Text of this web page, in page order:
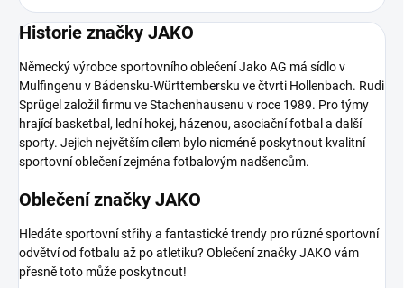
Historie značky JAKO
Německý výrobce sportovního oblečení Jako AG má sídlo v
Mulfingenu v Bádensku-Württembersku ve čtvrti Hollenbach. Rudi
Sprügel založil firmu ve Stachenhausenu v roce 1989. Pro týmy
hrající basketbal, lední hokej, házenou, asociační fotbal a další
sporty. Jejich největším cílem bylo nicméně poskytnout kvalitní
sportovní oblečení zejména fotbalovým nadšencům.
Oblečení značky JAKO
Hledáte sportovní střihy a fantastické trendy pro různé sportovní
odvětví od fotbalu až po atletiku? Oblečení značky JAKO vám
přesně toto může poskytnout!